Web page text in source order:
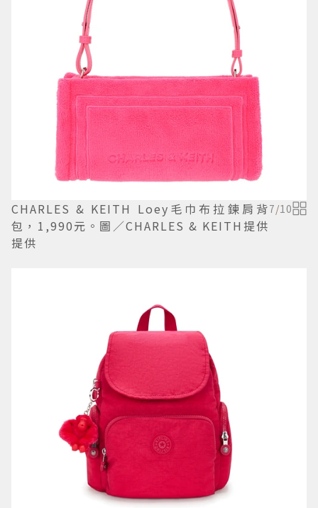
CHARLES & KEITH Loey毛巾布拉鍊肩背
包，1,990元。圖／CHARLES & KEITH提供
提供
7/10